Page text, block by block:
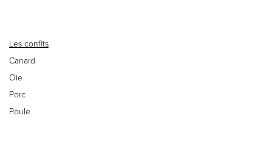
Les confits
Canard
Oie
Porc
Poule